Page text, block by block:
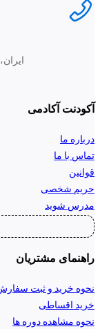
آکودنت آکادمی
درباره ما
تماس با ما
قوانین
حریم شخصی
مدرس شوید
راهنمای مشتریان
نحوه خرید و ثبت
خرید اقساطی
نحوه مشاهده دوره ها